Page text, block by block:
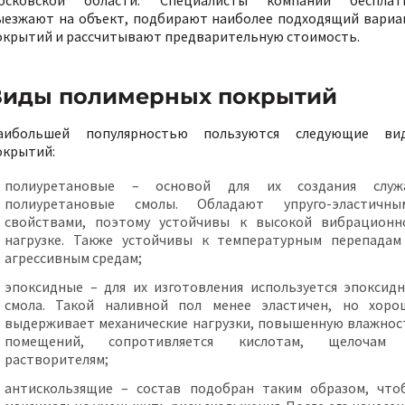
на объект, подбирают наиболее подходящий
и рассчитывают предварительную стоимость.
полимерных покрытий
популярностью пользуются следующие
полиуретановые – основой для их создания
полиуретановые смолы. Обладают упруго-
свойствами, поэтому устойчивы к высокой
нагрузке. Также устойчивы к температурным
агрессивным средам;
эпоксидные – для их изготовления используется
смола. Такой наливной пол менее эластичен, но
выдерживает механические нагрузки, повышенную
помещений, сопротивляется кислотам,
растворителям;
антискользящие – состав подобран таким образом,